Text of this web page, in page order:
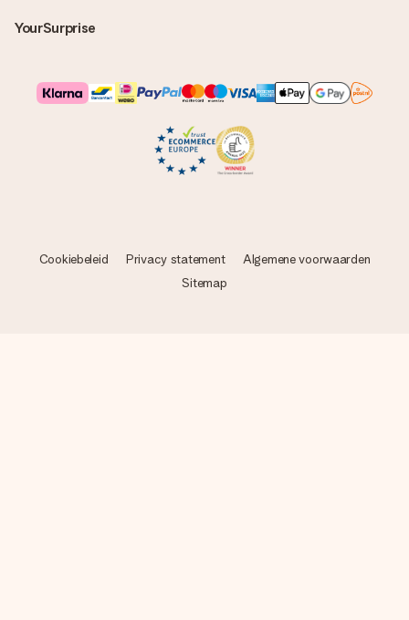
YourSurprise
Cookiebeleid Privacy statement
Algemene voorwaarden
Sitemap